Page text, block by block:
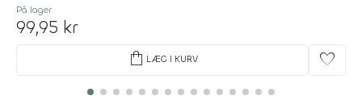
På lager
99,95 kr
shopping_bag LÆG I KURV favorite